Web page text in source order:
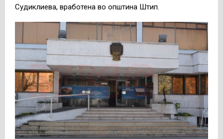
Судиклиева, вработена во општина Штип.